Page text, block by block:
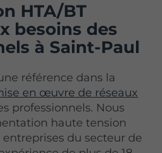
HTA/BT
besoins des
à Saint-Paul
référence dans la
en œuvre de réseaux
professionnels. Nous
haute tension
du secteur de